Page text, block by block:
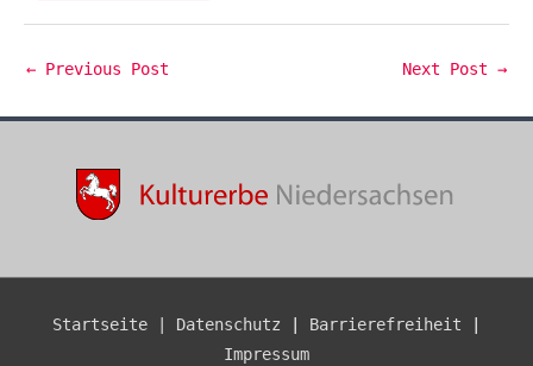
← Previous Post Next Post →
Startseite | Datenschutz Barrierefreiheit
Impressum